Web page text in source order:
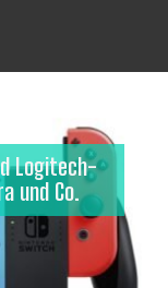
Logitech-
und Co.